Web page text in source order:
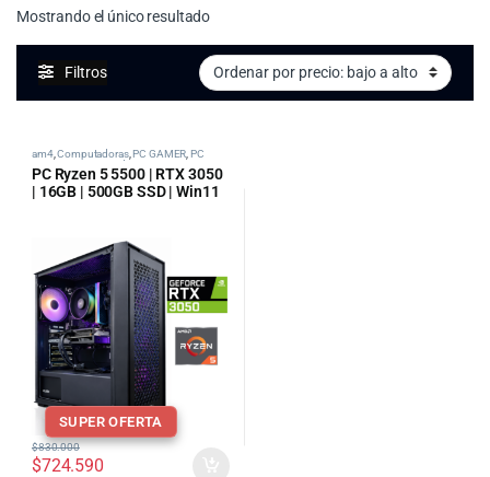
Mostrando el único resultado
Filtros
SUPER OFERTA
am4,Computadoras,PC GAMER ,PC
tipos de pc categoria
PC Ryzen 5 5500 | RTX 3050
| 16GB | 500GB SSD | Win11
$724.590
$830.000